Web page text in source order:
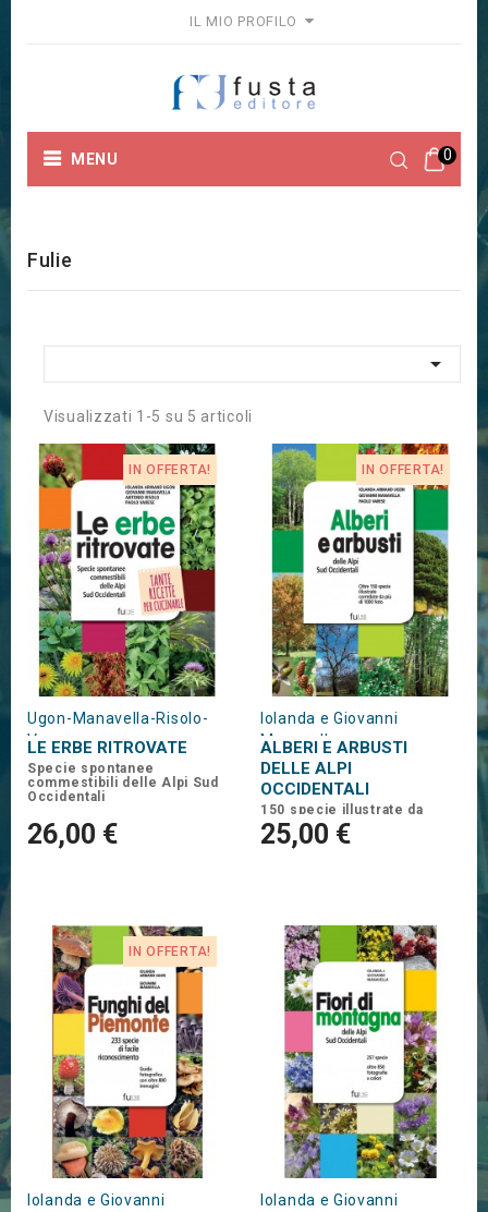
IL MIO PROFILO
0
MENU
Fulie

Visualizzati 1-5 su 5 articoli
IN OFFERTA!
Ugon-Manavella-Risolo-
Varese
LE ERBE RITROVATE
Specie spontanee
commestibili delle Alpi Sud
Occidentali
26,00 €
IN OFFERTA!
Iolanda e Giovanni
Manavella
ALBERI E ARBUSTI
DELLE ALPI
OCCIDENTALI
150 specie illustrate da
oltre 1000 foto
25,00 €
IN OFFERTA!
Iolanda e Giovanni
Iolanda e Giovanni